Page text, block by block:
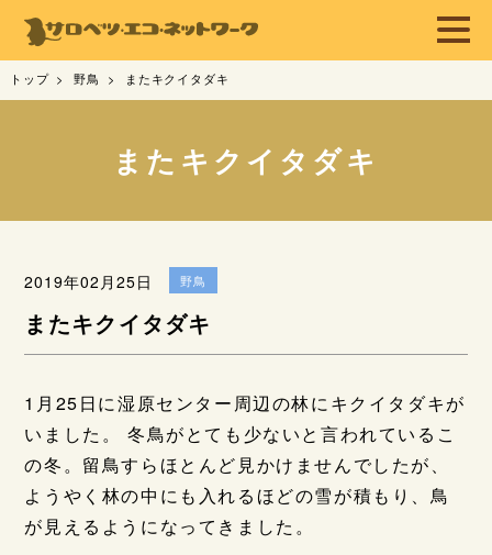
トップ 野鳥 またキクイタダキ
またキクイタダキ
2019年02月25日 野鳥
またキクイタダキ
1月25日に湿原センター周辺の林にキクイタダキが
いました。 冬鳥がとても少ないと言われているこ
の冬。留鳥すらほとんど見かけませんでしたが、
ようやく林の中にも入れるほどの雪が積もり、鳥
が見えるようになってきました。